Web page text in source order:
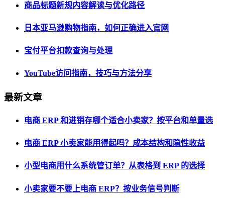
商品标题新规内容解读与优化路径
日本亚马逊购物指南，如何正确进入官网
宝付平台扣款查询与处理
YouTube访问指南，技巧与方法分享
最新文章
电商 ERP 和进销存哪个适合小卖家？按平台和单量选
电商 ERP 小卖家能用得起吗？成本结构和隐性收益
小型电商用什么系统管订单？从表格到 ERP 的选择
小卖家要不要上电商 ERP？按业务信号判断